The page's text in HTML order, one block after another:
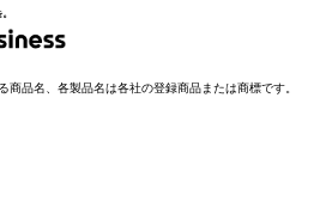
商品名、各製品名は各社の登録商品または商標です。